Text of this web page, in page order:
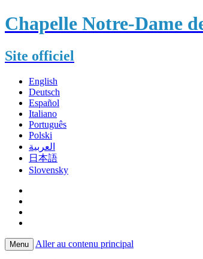
Chapelle Notre-Dame
Site officiel
English
Deutsch
Español
Italiano
Português
Polski
العربية
日本語
Slovensky
Menu Aller au contenu principal